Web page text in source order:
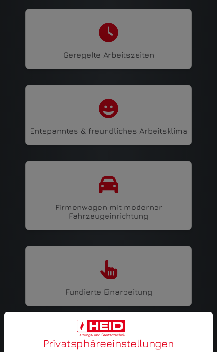
Geregelte Arbeitszeiten
Entspanntes & freundliches Arbeitsklima
Firmenwagen mit moderner
Fahrzeugeinrichtung
Fundierte Einarbeitung
Privatsphäre­einstellungen